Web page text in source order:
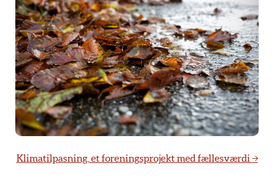
Klimatilpasning, et foreningsprojekt med fællesværdi →